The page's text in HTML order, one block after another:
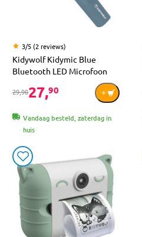
3/5 (2 reviews)
Kidywolf Kidymic Blue
Bluetooth LED Microfoon
29,9027,90
Vandaag besteld, zaterdag in
huis